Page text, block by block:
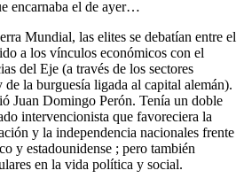
encarnaba el de ayer…
Mundial, las elites se debatían entre el
a los vínculos económicos con el
del Eje (a través de los sectores
la burguesía ligada al capital alemán).
Juan Domingo Perón. Tenía un doble
intervencionista que favoreciera la
y la independencia nacionales frente
y estadounidense ; pero también
en la vida política y social.